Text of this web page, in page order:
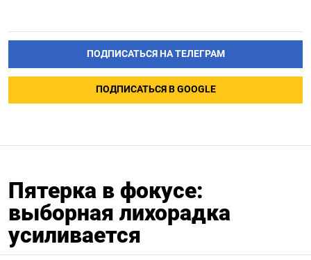
ПОДПИСАТЬСЯ НА ТЕЛЕГРАМ
ПОДПИСАТЬСЯ В GOOGLE
Пятерка в фокусе:
выборная лихорадка
усиливается